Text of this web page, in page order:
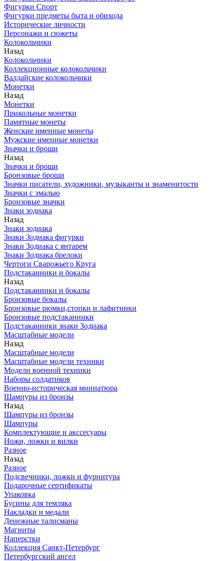
Фигурки Спорт
Фигурки предметы быта и обихода
Исторические личности
Персонажи и сюжеты
Колокольчики
Назад
Колокольчики
Коллекционные колокольчики
Валдайские колокольчики
Монетки
Назад
Монетки
Прикольные монетки
Памятные монеты
Женские именные монеты
Мужские именные монетки
Значки и броши
Назад
Значки и броши
Бронзовые броши
Значки писатели, художники, музыканты и знаменитости
Значки с эмалью
Бронзовые значки
Знаки зодиака
Назад
Знаки зодиака
Знаки Зодиака фигурки
Знаки Зодиака с янтарем
Знаки Зодиака брелоки
Чертоги Сварожьего Круга
Подстаканники и бокалы
Назад
Подстаканники и бокалы
Бронзовые бокалы
Бронзовые рюмки,стопки и лафитники
Бронзовые подстаканники
Подстаканники знаки Зодиака
Масштабные модели
Назад
Масштабные модели
Масштабные модели техники
Модели военной техники
Наборы солдатиков
Военно-историческая миниатюра
Шампуры из бронзы
Назад
Шампуры из бронзы
Шампуры
Комплектующие и акссесуары
Ножи, ложки и вилки
Разное
Назад
Разное
Подсвечники, ложки и фурнитура
Подарочные сертификаты
Упаковка
Бусины для темляка
Накладки и медали
Денежные талисманы
Магниты
Наперстки
Коллекция Санкт-Петербург
Петербургский ангел